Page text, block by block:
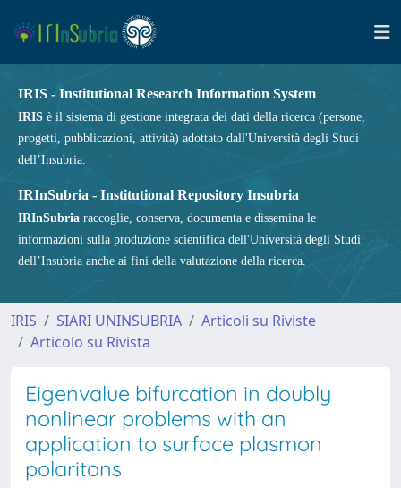
IRIS - Institutional Research Information System
IRIS è il sistema di gestione integrata dei dati della ricerca (persone,
progetti, pubblicazioni, attività) adottato dall'Università degli Studi
dell’Insubria.
IRInSubria - Institutional Repository Insubria
IRInSubria raccoglie, conserva, documenta e dissemina le
informazioni sulla produzione scientifica dell'Università degli Studi
dell’Insubria anche ai fini della valutazione della ricerca.
IRIS SIARI UNINSUBRIA
Articoli su Riviste
Articolo su Rivista
Eigenvalue bifurcation in doubly
nonlinear problems with an
application to surface plasmon
polaritons